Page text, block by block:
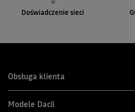
Doświadczenie sieci
Obsługa klienta
Modele Dacii